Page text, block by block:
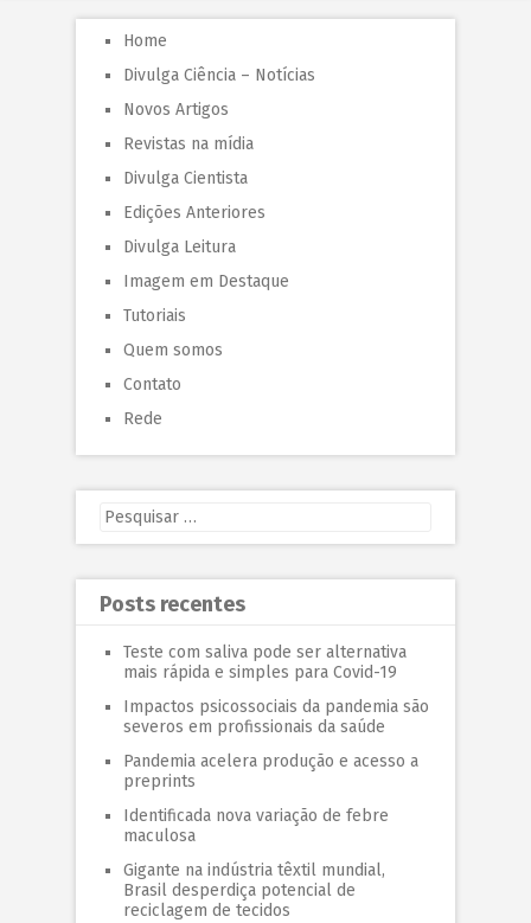
Home
Divulga Ciência – Notícias
Novos Artigos
Revistas na mídia
Divulga Cientista
Edições Anteriores
Divulga Leitura
Imagem em Destaque
Tutoriais
Quem somos
Contato
Rede
Posts recentes
Teste com saliva pode ser alternativa
mais rápida e simples para Covid-19
Impactos psicossociais da pandemia são
severos em profissionais da saúde
Pandemia acelera produção e acesso a
preprints
Identificada nova variação de febre
maculosa
Gigante na indústria têxtil mundial,
Brasil desperdiça potencial de
reciclagem de tecidos